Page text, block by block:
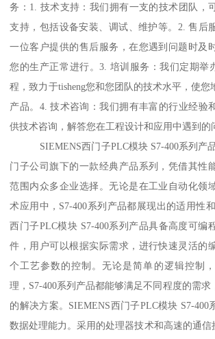
务：1. 技术支持：我们拥有一支的技术团队，
支持，包括设备安装、调试、维护等。2. 售后
一位客户提供的售后服务，在您遇到问题时及
您的生产正常进行。3. 培训服务：我们定期举
程，致力于tisheng您和您团队的技术水平，使您
产品。4. 技术咨询：我们拥有丰富的行业经验
供技术咨询，解答您在工程设计和应用中遇到的
SIEMENS西门子PLC模块 S7-400系列产品
门子公司旗下的一款经典产品系列，凭借其性
范围内众多企业选择。无论是在工业自动化领
术应用中，S7-400系列产品都展现出的适用性
西门子PLC模块 S7-400系列产品具备高度可编
件，用户可以根据实际需求，进行快速灵活的
个工艺参数的控制。无论是简单的逻辑控制
理，S7-400系列产品都能够满足不同程度的需
的解决方案。SIEMENS西门子PLC模块 S7-400
数据处理能力。采用的处理器技术和高速的通信